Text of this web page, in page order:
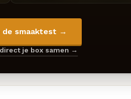
de smaaktest →
je box samen →